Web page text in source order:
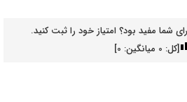
شما مفید بود؟ امتیاز خود را ثبت کنید.
[کل: 0میانگین: 0
]